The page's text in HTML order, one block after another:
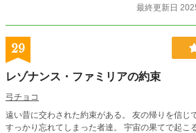
最終更新日
29
レゾナンス・ファミリアの約束
弓チョコ
遠い昔に交わされた約束がある。 友の帰りを信じ
すっかり忘れてしまった者達。 宇